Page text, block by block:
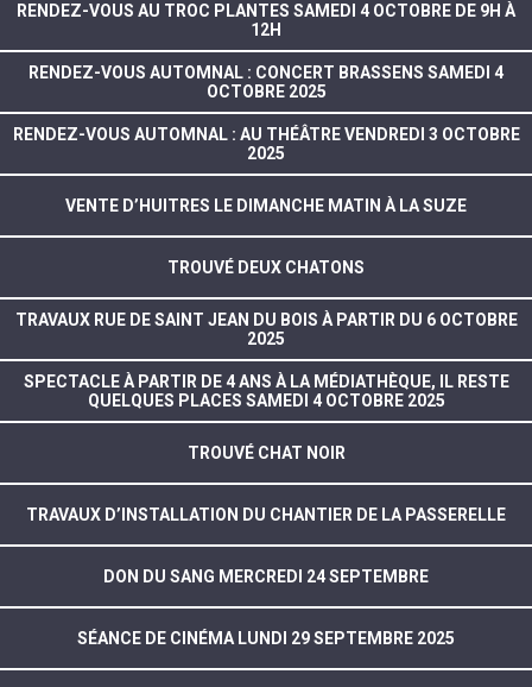
RENDEZ-VOUS AU TROC PLANTES SAMEDI 4 OCTOBRE DE 9H À
12H
RENDEZ-VOUS AUTOMNAL : CONCERT BRASSENS SAMEDI 4
OCTOBRE 2025
RENDEZ-VOUS AUTOMNAL : AU THÉÂTRE VENDREDI 3 OCTOBRE
2025
VENTE D’HUITRES LE DIMANCHE MATIN À LA SUZE
TROUVÉ DEUX CHATONS
TRAVAUX RUE DE SAINT JEAN DU BOIS À PARTIR DU 6 OCTOBRE
2025
SPECTACLE À PARTIR DE 4 ANS À LA MÉDIATHÈQUE, IL RESTE
QUELQUES PLACES SAMEDI 4 OCTOBRE 2025
TROUVÉ CHAT NOIR
TRAVAUX D’INSTALLATION DU CHANTIER DE LA PASSERELLE
DON DU SANG MERCREDI 24 SEPTEMBRE
SÉANCE DE CINÉMA LUNDI 29 SEPTEMBRE 2025